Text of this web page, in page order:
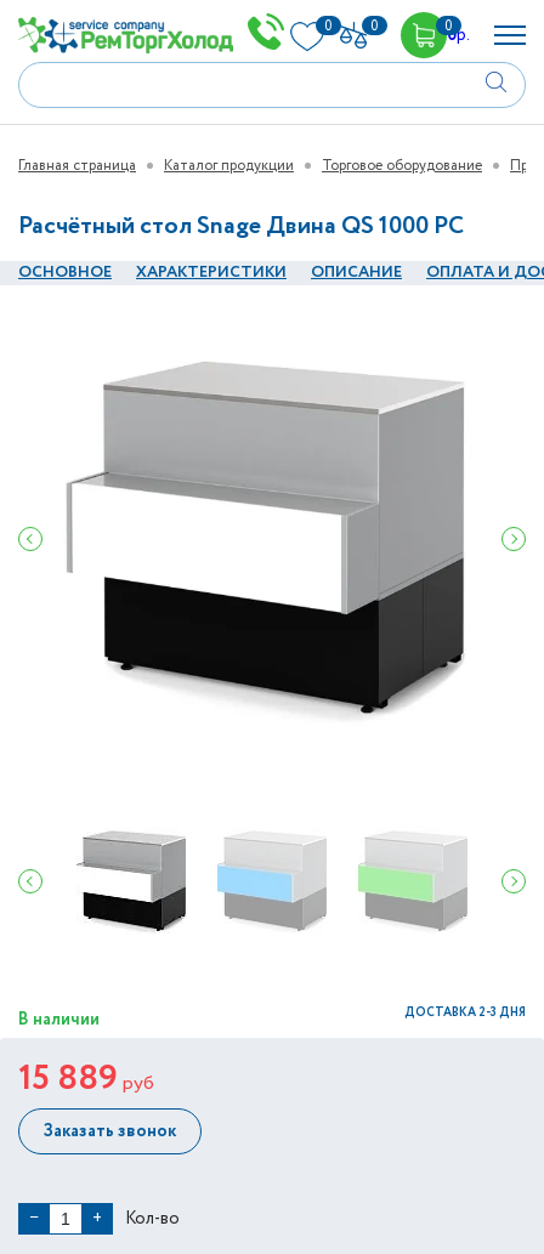
0 0 00р.
Главная страница Каталог продукции Торговое оборудование
Расчётный стол Snage Двина QS 1000 PC
ОСНОВНОЕ ХАРАКТЕРИСТИКИ ОПИСАНИЕ ОПЛАТА И
В наличии ДОСТАВКА 2-3 ДНЯ
15 889 руб
Заказать звонок
− + Кол-во